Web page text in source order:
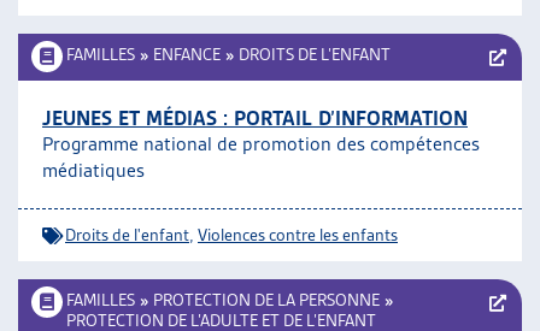
FAMILLES » ENFANCE » DROITS DE L’ENFANT
JEUNES ET MÉDIAS : PORTAIL D’INFORMATION
Programme national de promotion des compétences
médiatiques
Droits de l'enfant Violences contre les enfants
FAMILLES » PROTECTION DE LA PERSONNE »
PROTECTION DE L’ADULTE ET DE L’ENFANT